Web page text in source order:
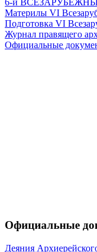
6-й
Материлы VI
Подготовка VI
Журнал правящего
Официальные
Официальные
Деяния